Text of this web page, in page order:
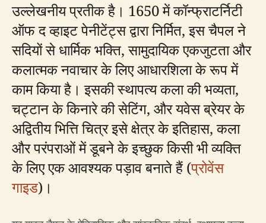
उल्लेखनीय प्रतीक है। 1650 में कॉन्फ्राटर्निटी
ऑफ द व्हाइट पेनीटेंट्स द्वारा निर्मित, इस चैपल ने
सदियों से धार्मिक भक्ति, सामुदायिक एकजुटता और
कलात्मक नवाचार के लिए आधारशिला के रूप में
काम किया है। इसकी स्थापत्य कला की भव्यता,
चट्टान के किनारे की सेटिंग, और यवेस ब्रेयर के
अद्वितीय भित्ति चित्र इसे क्षेत्र के इतिहास, कला
और परंपराओं में डूबने के इच्छुक किसी भी व्यक्ति
के लिए एक आवश्यक पड़ाव बनाते हैं (प्रोवेंस
गाइड)।